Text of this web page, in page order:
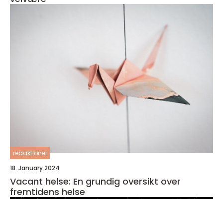
redaktionel
18. January 2024
Vacant helse: En grundig oversikt over
fremtidens helse